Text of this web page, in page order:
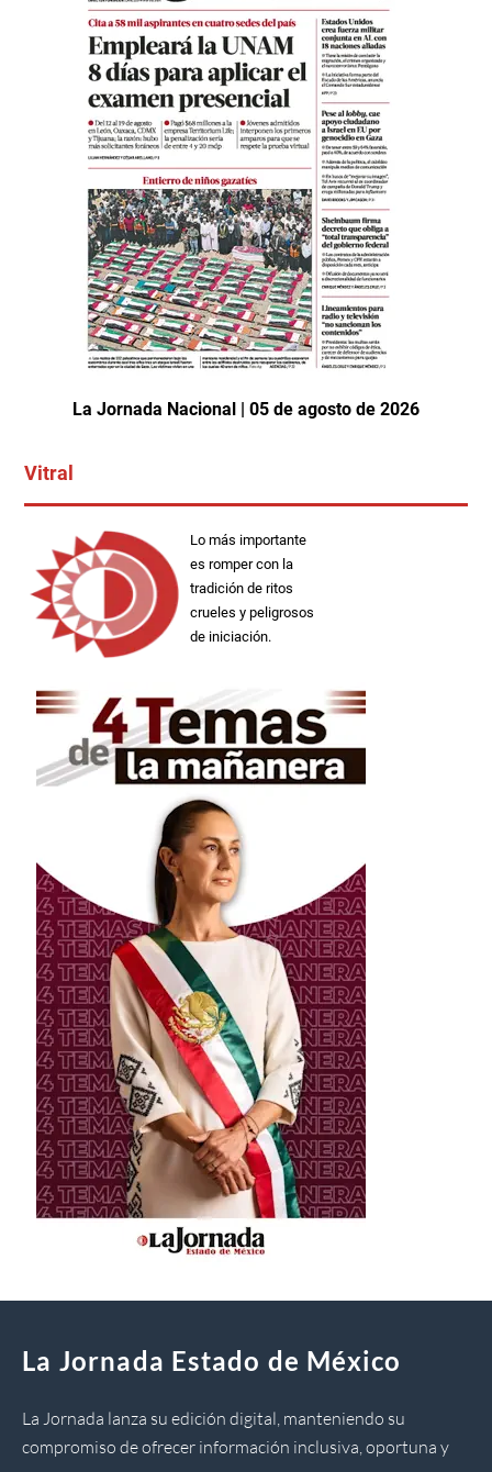
La Jornada Nacional | 05 de agosto de 2026
Vitral
Lo más importante
es romper con la
tradición de ritos
crueles y peligrosos
de iniciación.
La Jornada Estado de México
La Jornada lanza su edición digital, manteniendo su
compromiso de ofrecer información inclusiva, oportuna y